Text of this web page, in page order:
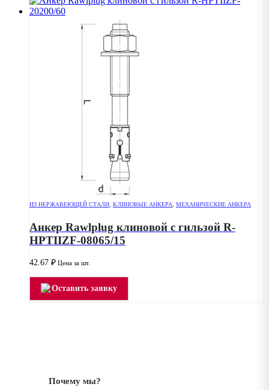
ИЗ НЕРЖАВЕЮЩЕЙ СТАЛИ, КЛИНОВЫЕ АНКЕРА, МЕХАНИЧЕСКИЕ АНКЕРА
Анкер Rawlplug клиновой с гильзой R-
HPTIIZF-08065/15
42.67 ₽ Цена за шт.
Оставить заявку
Почему мы?